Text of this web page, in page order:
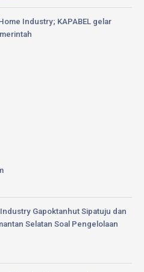
Industry; KAPABEL gelar
Gapoktanhut Sipatuju dan
Selatan Soal Pengelolaan